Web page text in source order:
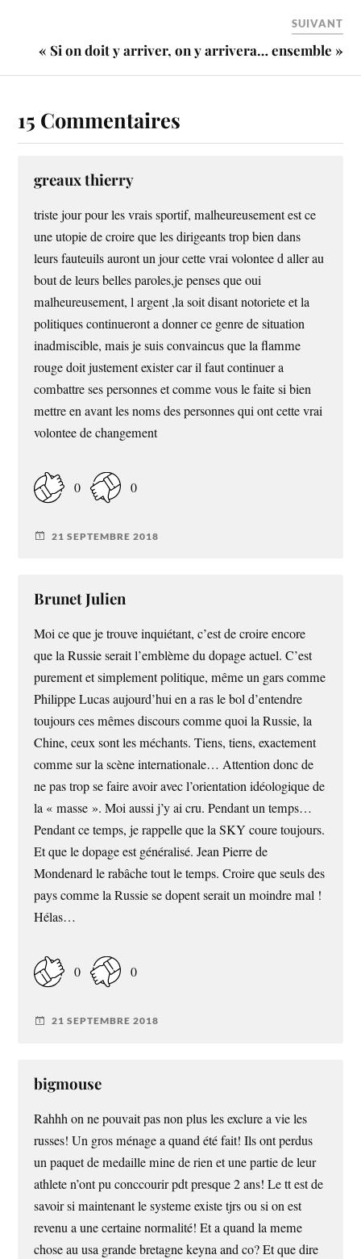
SUIVANT
« Si on doit y arriver, on y arrivera… ensemble »
15 Commentaires
greaux thierry
triste jour pour les vrais sportif, malheureusement est ce
une utopie de croire que les dirigeants trop bien dans
leurs fauteuils auront un jour cette vrai volontee d aller au
bout de leurs belles paroles,je penses que oui
malheureusement, l argent ,la soit disant notoriete et la
politiques continueront a donner ce genre de situation
inadmiscible, mais je suis convaincus que la flamme
rouge doit justement exister car il faut continuer a
combattre ses personnes et comme vous le faite si bien
mettre en avant les noms des personnes qui ont cette vrai
volontee de changement
0 0
21 SEPTEMBRE 2018
Brunet Julien
Moi ce que je trouve inquiétant, c’est de croire encore
que la Russie serait l’emblème du dopage actuel. C’est
purement et simplement politique, même un gars comme
Philippe Lucas aujourd’hui en a ras le bol d’entendre
toujours ces mêmes discours comme quoi la Russie, la
Chine, ceux sont les méchants. Tiens, tiens, exactement
comme sur la scène internationale… Attention donc de
ne pas trop se faire avoir avec l’orientation idéologique de
la « masse ». Moi aussi j’y ai cru. Pendant un temps…
Pendant ce temps, je rappelle que la SKY coure toujours.
Et que le dopage est généralisé. Jean Pierre de
Mondenard le rabâche tout le temps. Croire que seuls des
pays comme la Russie se dopent serait un moindre mal !
Hélas…
0 0
21 SEPTEMBRE 2018
bigmouse
Rahhh on ne pouvait pas non plus les exclure a vie les
russes! Un gros ménage a quand été fait! Ils ont perdus
un paquet de medaille mine de rien et une partie de leur
athlete n’ont pu conccourir pdt presque 2 ans! Le tt est de
savoir si maintenant le systeme existe tjrs ou si on est
revenu a une certaine normalité! Et a quand la meme
chose au usa grande bretagne keyna and co? Et que dire